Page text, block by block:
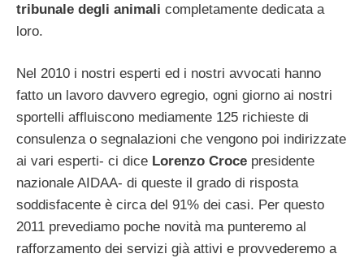
tribunale degli animali completamente dedicata a
loro.
Nel 2010 i nostri esperti ed i nostri avvocati hanno
fatto un lavoro davvero egregio, ogni giorno ai nostri
sportelli affluiscono mediamente 125 richieste di
consulenza o segnalazioni che vengono poi indirizzate
ai vari esperti- ci dice Lorenzo Croce presidente
nazionale AIDAA- di queste il grado di risposta
soddisfacente è circa del 91% dei casi. Per questo
2011 prevediamo poche novità ma punteremo al
rafforzamento dei servizi già attivi e provvederemo a